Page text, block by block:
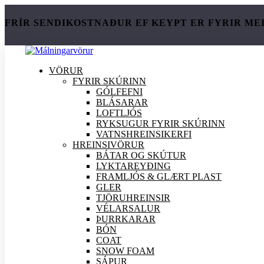
FRÍR SENDIKOSTNAÐUR EF KEYPT ER FYRIR
VÖRUR
FYRIR SKÚRINN
GÓLFEFNI
BLÁSARAR
LOFTLJÓS
RYKSUGUR FYRIR SKÚRINN
VATNSHREINSIKERFI
HREINSIVÖRUR
BÁTAR OG SKÚTUR
LYKTAREYÐING
FRAMLJÓS & GLÆRT PLAST
GLER
TJÖRUHREINSIR
VÉLARSALUR
ÞURRKARAR
BÓN
COAT
SNOW FOAM
SÁPUR